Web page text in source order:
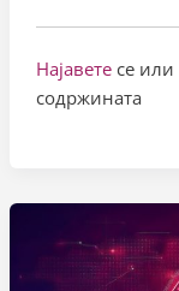
Најавете се или
содржината